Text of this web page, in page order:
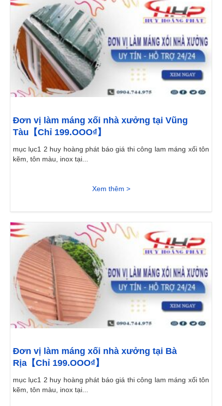
Đơn vị làm máng xối nhà xưởng tại Vũng
Tàu【Chỉ 199.OOO₫】
mục lục1 2 huy hoàng phát báo giá thi công lam máng xối tôn
kẽm, tôn màu, inox tại...
Xem thêm >
Đơn vị làm máng xối nhà xưởng tại Bà
Rịa【Chỉ 199.OOO₫】
mục lục1 2 huy hoàng phát báo giá thi công lam máng xối tôn
kẽm, tôn màu, inox tại...